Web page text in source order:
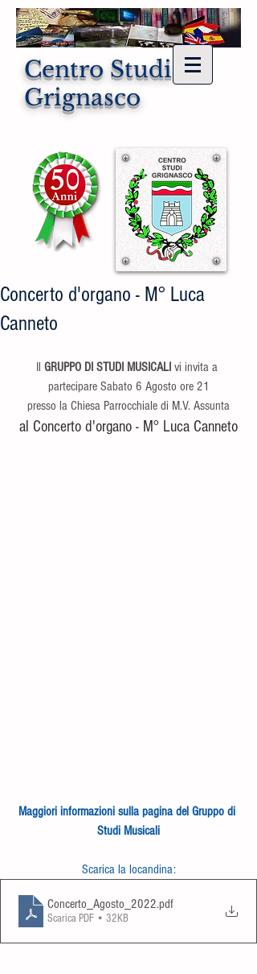
Centro Studi di
Grignasco
Concerto d'organo - M° Luca
Canneto
Il GRUPPO DI STUDI MUSICALI vi invita a
partecipare Sabato 6 Agosto ore 21
presso la Chiesa Parrocchiale di M.V. Assunta
al Concerto d'organo - M° Luca Canneto
Maggiori informazioni sulla pagina del Gruppo di
Studi Musicali
Scarica la locandina:
Concerto_Agosto_2022.pdf
Scarica PDF • 32KB